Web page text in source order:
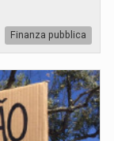
Finanza pubblica